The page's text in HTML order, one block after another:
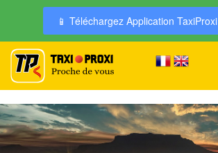
📱 Téléchargez Application TaxiProxi